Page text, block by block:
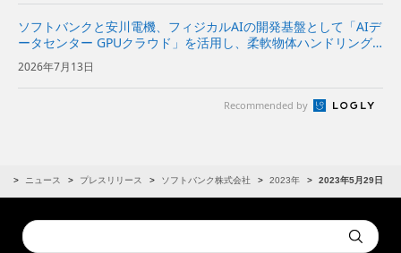
ソフトバンクと安川電機、フィジカルAIの開発基盤として「AIデ
ータセンター GPUクラウド」を活用し、柔軟物体ハンドリング
システムを実証～NVIDIAと協力し、ロボットの動作データ収集
からAIの学習・評価、実機への適用までを効率化～ | 企...
2026年7月13日
Recommended by
ニュース プレスリリース ソフトバンク株式会社 2023年 2023年5月29日
Conduct
a
Submit